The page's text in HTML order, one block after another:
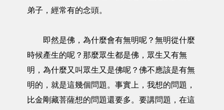
弟子，經常有的念頭。
即然是佛，為什麼會有無明呢？無明從什麼
時候產生的呢？那麼眾生都是佛，眾生又有無
明，為什麼又叫眾生又是佛呢？佛不應該是有無
明的，就是這幾個問題。事實上，我想的問題，
比金剛藏菩薩想的問題還要多。要講問題，在這